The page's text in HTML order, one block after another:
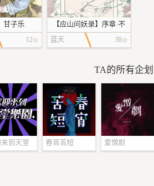
甘子乐
12
【应山问妖录】序章·不
驻
蓝天 38
TA的所有企划
到天堂
春宵苦短 爱憎剧